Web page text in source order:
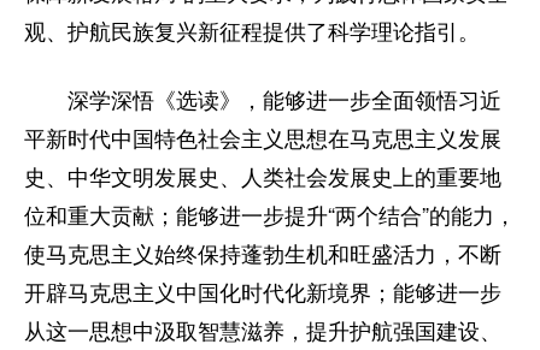
观、护航民族复兴新征程提供了科学理论指引。
深学深悟《选读》，能够进一步全面领悟习近
平新时代中国特色社会主义思想在马克思主义发展
史、中华文明发展史、人类社会发展史上的重要地
位和重大贡献；能够进一步提升“两个结合”的能力，
使马克思主义始终保持蓬勃生机和旺盛活力，不断
开辟马克思主义中国化时代化新境界；能够进一步
从这一思想中汲取智慧滋养，提升护航强国建设、